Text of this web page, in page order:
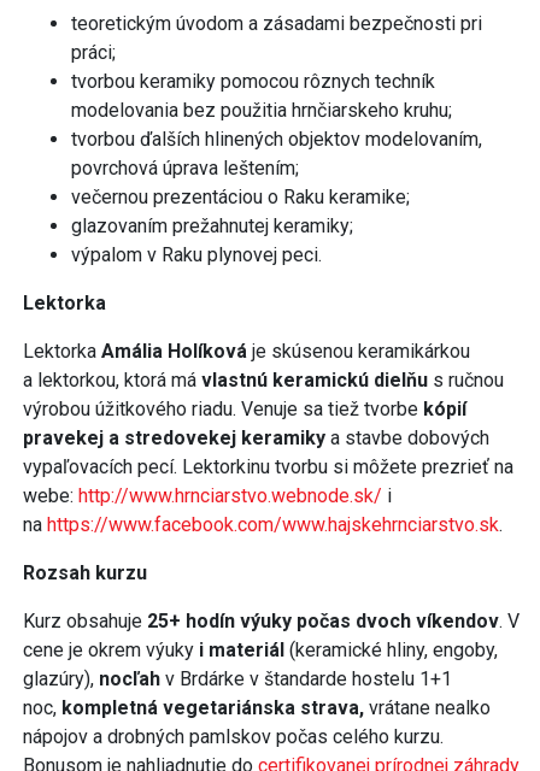
teoretickým úvodom a zásadami bezpečnosti pri
práci;
tvorbou keramiky pomocou rôznych techník
modelovania bez použitia hrnčiarskeho kruhu;
tvorbou ďalších hlinených objektov modelovaním,
povrchová úprava leštením;
večernou prezentáciou o Raku keramike;
glazovaním prežahnutej keramiky;
výpalom v Raku plynovej peci.
Lektorka
Lektorka Amália Holíková je skúsenou keramikárkou
a lektorkou, ktorá má vlastnú keramickú dielňu s ručnou
výrobou úžitkového riadu. Venuje sa tiež tvorbe kópií
pravekej a stredovekej keramiky a stavbe dobových
vypaľovacích pecí. Lektorkinu tvorbu si môžete prezrieť na
webe: http://www.hrnciarstvo.webnode.sk/ i
na https://www.facebook.com/www.hajskehrnciarstvo.sk.
Rozsah kurzu
Kurz obsahuje 25+ hodín výuky počas dvoch víkendov. V
cene je okrem výuky i materiál (keramické hliny, engoby,
glazúry), nocľah v Brdárke v štandarde hostelu 1+1
noc, kompletná vegetariánska strava, vrátane nealko
nápojov a drobných pamlskov počas celého kurzu.
Bonusom je nahliadnutie do certifikovanej prírodnej záhrady